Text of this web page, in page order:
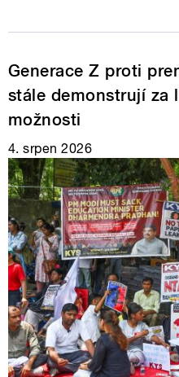
Generace Z proti
stále demonstrují za
možnosti
4. srpen 2026